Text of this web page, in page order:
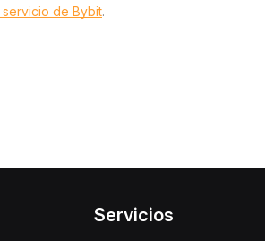
servicio de Bybit.
Servicios